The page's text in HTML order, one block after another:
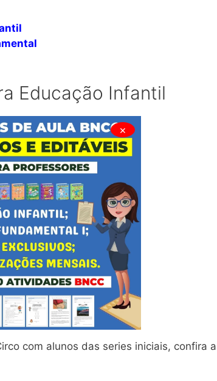
Educação Infantil
×
com alunos das series iniciais, confira